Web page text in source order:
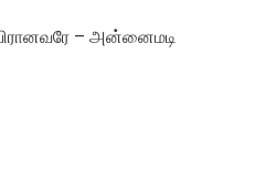
– அன்னைமடி